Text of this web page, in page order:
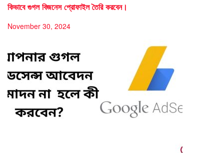
কিভাবে গুগল বিজনেস প্রোফাইল তৈরি করবেন।
November 30, 2024